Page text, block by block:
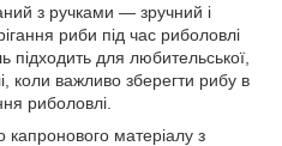
з ручками — зручний і
риби під час риболовлі
для любительської,
коли важливо зберегти рибу в
риболовлі.
капронового матеріалу з